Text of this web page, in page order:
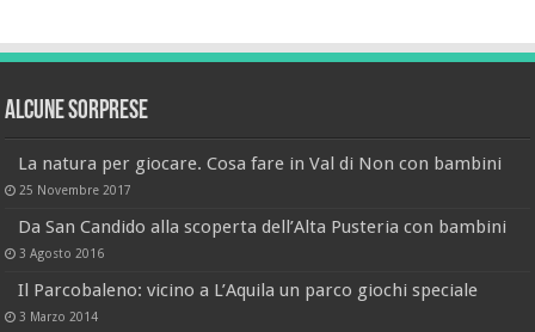
Alcune sorprese
La natura per giocare. Cosa fare in Val di Non con bambini
25 Novembre 2017
Da San Candido alla scoperta dell’Alta Pusteria con bambini
3 Agosto 2016
Il Parcobaleno: vicino a L’Aquila un parco giochi speciale
3 Marzo 2014